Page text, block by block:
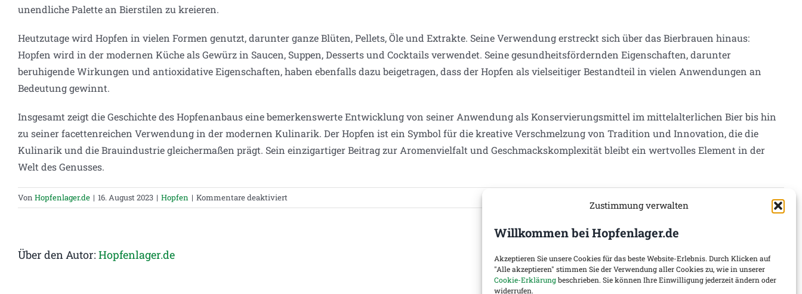
Zustimmung verwalten
Willkommen bei Hopfenlager.de
Akzeptieren Sie unsere Cookies für das beste Website-Erlebnis. Durch Klicken auf
"Alle akzeptieren" stimmen Sie der Verwendung aller Cookies zu, wie in unserer
Cookie-Erklärungbeschrieben. Sie können Ihre Einwilligung jederzeit ändern oder
widerrufen.
unendliche Palette an Bierstilen zu kreieren.
Heutzutage wird Hopfen in vielen Formen genutzt, darunter ganze Blüten, Pellets, Öle und Extrakte. Seine Verwendung erstreckt sich über das Bierbrauen hinaus:
Hopfen wird in der modernen Küche als Gewürz in Saucen, Suppen, Desserts und Cocktails verwendet. Seine gesundheitsfördernden Eigenschaften, darunter
beruhigende Wirkungen und antioxidative Eigenschaften, haben ebenfalls dazu beigetragen, dass der Hopfen als vielseitiger Bestandteil in vielen Anwendungen an
Bedeutung gewinnt.
Insgesamt zeigt die Geschichte des Hopfenanbaus eine bemerkenswerte Entwicklung von seiner Anwendung als Konservierungsmittel im mittelalterlichen Bier bis hin
zu seiner facettenreichen Verwendung in der modernen Kulinarik. Der Hopfen ist ein Symbol für die kreative Verschmelzung von Tradition und Innovation, die die
Kulinarik und die Brauindustrie gleichermaßen prägt. Sein einzigartiger Beitrag zur Aromenvielfalt und Geschmackskomplexität bleibt ein wertvolles Element in der
Welt des Genusses.
Von Hopfenlager.de | 16. August 2023 | Hopfen | Kommentare deaktiviert
Historie
Über den Autor: Hopfenlager.de